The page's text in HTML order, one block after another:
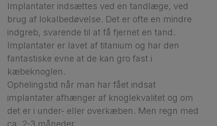
Implantater indsættes ved en tandlæge, ved
brug af lokalbedøvelse. Det er ofte en mindre
indgreb, svarende til at få fjernet en tand.
Implantater er lavet af titanium og har den
fantastiske evne at de kan gro fast i
kæbeknoglen.
Ophelingstid når man har fået indsat
implantater afhænger af knoglekvalitet og om
det er i under- eller overkæben. Men regn med
ca. 2-3 måneder.